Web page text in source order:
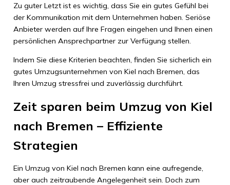
Zu guter Letzt ist es wichtig, dass Sie ein gutes Gefühl bei
der Kommunikation mit dem Unternehmen haben. Seriöse
Anbieter werden auf Ihre Fragen eingehen und Ihnen einen
persönlichen Ansprechpartner zur Verfügung stellen.
Indem Sie diese Kriterien beachten, finden Sie sicherlich ein
gutes Umzugsunternehmen von Kiel nach Bremen, das
Ihren Umzug stressfrei und zuverlässig durchführt.
Zeit sparen beim Umzug von Kiel
nach Bremen – Effiziente
Strategien
Ein Umzug von Kiel nach Bremen kann eine aufregende,
aber auch zeitraubende Angelegenheit sein. Doch zum